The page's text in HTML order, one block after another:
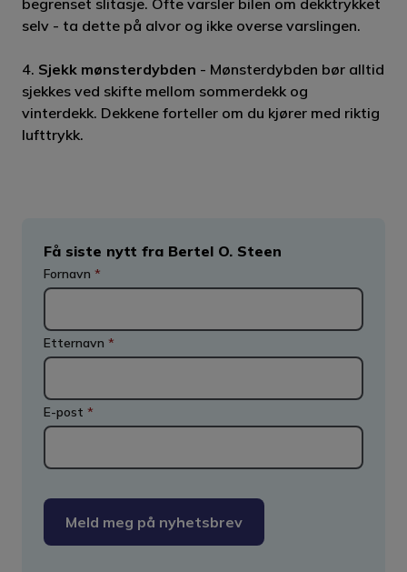
selv - ta dette på alvor og ikke overse varslingen.
4. Sjekk mønsterdybden - Mønsterdybden bør alltid
sjekkes ved skifte mellom sommerdekk og
vinterdekk. Dekkene forteller om du kjører med riktig
lufttrykk.
Få siste nytt fra Bertel O. Steen
Fornavn *
Etternavn *
E-post *
Meld meg på nyhetsbrev